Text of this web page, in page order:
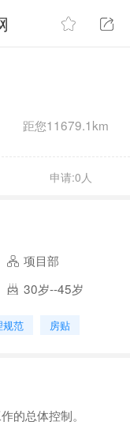
距您11679.1km
申请:0人
项目部
30岁--45岁
规范 房贴
的总体控制。